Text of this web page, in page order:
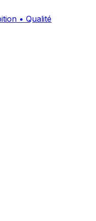
• Qualité